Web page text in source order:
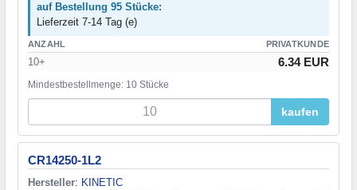
auf Bestellung 95 Stücke:
Lieferzeit 7-14 Tag (e)
ANZAHL PRIVATKUNDE
10+ 6.34 EUR
Mindestbestellmenge: 10 Stücke
kaufen
CR14250-1L2
Hersteller: KINETIC